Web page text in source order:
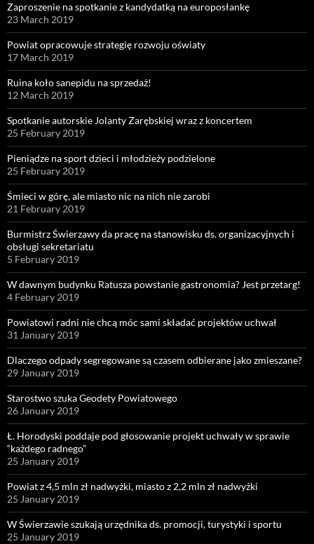
Zaproszenie na spotkanie z kandydatką na europosłankę
23 March 2019
Powiat opracowuje strategię rozwoju oświaty
17 March 2019
Ruina koło sanepidu na sprzedaż!
12 March 2019
Spotkanie autorskie Jolanty Zarębskiej wraz z koncertem
25 February 2019
Pieniądze na sport dzieci i młodzieży podzielone
25 February 2019
Śmieci w górę, ale miasto nic na nich nie zarobi
21 February 2019
Burmistrz Świerzawy da pracę na stanowisku ds. organizacyjnych i
obsługi sekretariatu
5 February 2019
W dawnym budynku Ratusza powstanie gastronomia? Jest przetarg!
4 February 2019
Powiatowi radni nie chcą móc sami składać projektów uchwał
31 January 2019
Dlaczego odpady segregowane są czasem odbierane jako zmieszane?
29 January 2019
Starostwo szuka Geodety Powiatowego
26 January 2019
Ł. Horodyski poddaje pod głosowanie projekt uchwały w sprawie
“każdego radnego”
25 January 2019
Powiat z 4,5 mln zł nadwyżki, miasto z 2,2 mln zł nadwyżki
25 January 2019
W Świerzawie szukają urzędnika ds. promocji, turystyki i sportu
25 January 2019